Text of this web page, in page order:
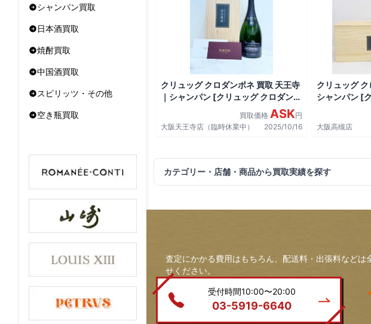
シャンパン買取
日本酒買取
焼酎買取
中国酒買取
スピリッツ・その他
空き瓶買取
クリュッグ クロダンボネ 買取 天王寺
｜シャンパン [クリュッグ クロダンボ
買取価格 ASK円
大阪天王寺店（臨時休業中）
2025/10/16
クリュッグ ク
シャンパン [
大阪高槻店
カテゴリー・店舗・商品から買取実績を探す
査定にかかる費用はもちろん、配送料・出張料など
せください。
受付時間10:00〜20:00
03-5919-6640